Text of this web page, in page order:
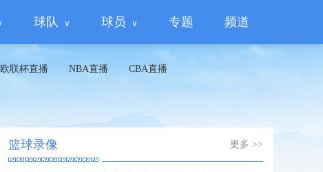
球队 球员 专题 频道
欧联杯直播 NBA直播 CBA直播
篮球录像 更多 >>